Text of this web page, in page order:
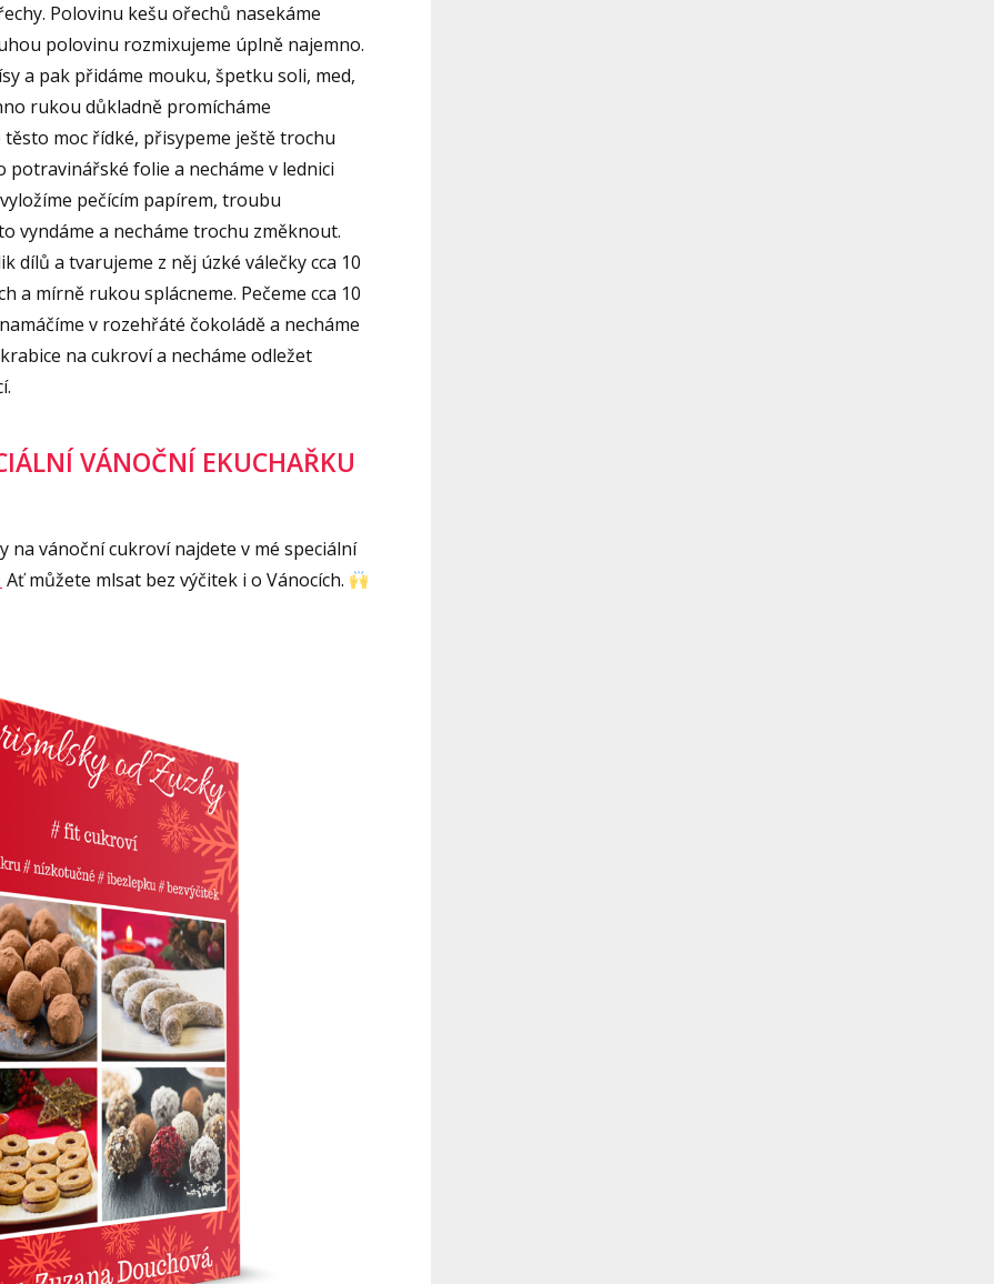
Polovinu kešu ořechů nasekáme
polovinu rozmixujeme úplně najemno.
a pak přidáme mouku, špetku soli, med,
rukou důkladně promícháme
moc řídké, přisypeme ještě trochu
potravinářské folie a necháme v lednici
pečícím papírem, troubu
vyndáme a necháme trochu změknout.
dílů a tvarujeme z něj úzké válečky cca 10
a mírně rukou splácneme. Pečeme cca 10
v rozehřáté čokoládě a necháme
na cukroví a necháme odležet
VÁNOČNÍ EKUCHAŘKU
na vánoční cukroví najdete v mé speciální
Ať můžete mlsat bez výčitek i o Vánocích.